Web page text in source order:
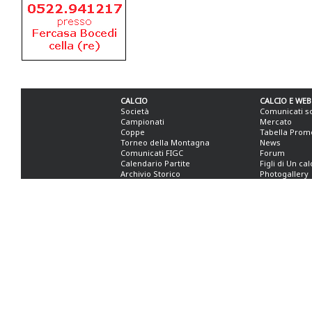
CALCIO
Società
Campionati
Coppe
Torneo della Montagna
Comunicati FIGC
Calendario Partite
Archivio Storico
CALCIO E WEB
Comunicati
Mercato
Tabella
News
Forum
Figli di Un
Photogallery